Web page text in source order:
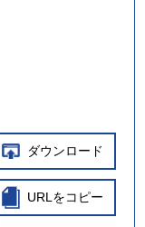
ダウンロード
URLをコピー